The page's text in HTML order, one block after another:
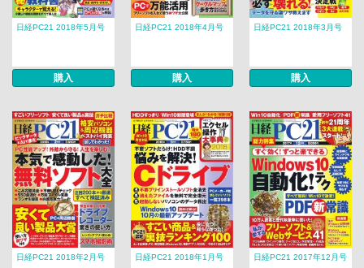
日経PC21 2018年5月号
購入
日経PC21 2018年4月号
購入
日経PC21 2018年3月号
購入
日経PC21 2018年2月号 日経PC21 2018年1月号 日経PC21 2017年12月号